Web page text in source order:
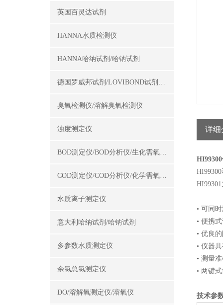
英国百灵达试剂
HANNA水质检测仪
HANNA哈纳试剂/哈钠试剂
德国罗威邦试剂/LOVIBOND试剂/罗威邦试剂
臭氧检测仪/溶解臭氧检测仪
浊度测定仪
BOD测定仪/BOD分析仪/生化需氧量测定仪
COD测定仪/COD分析仪/化学需氧量测定仪
水质离子测定仪
意大利哈纳试剂/哈钠试剂
多参数水质测定仪
余氯总氯测定仪
DO/溶解氧测定仪/溶氧仪
详细
• 可同
• 便携
• 优良
• 仪器
• 测量
• 两键
技术参